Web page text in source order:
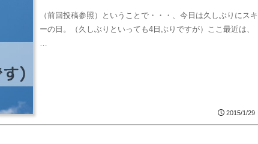
（前回投稿参照）ということで・・・、今日は久しぶりにスキ
ーの日。（久しぶりといっても4日ぶりですが）ここ最近は、
…
2015/1/29